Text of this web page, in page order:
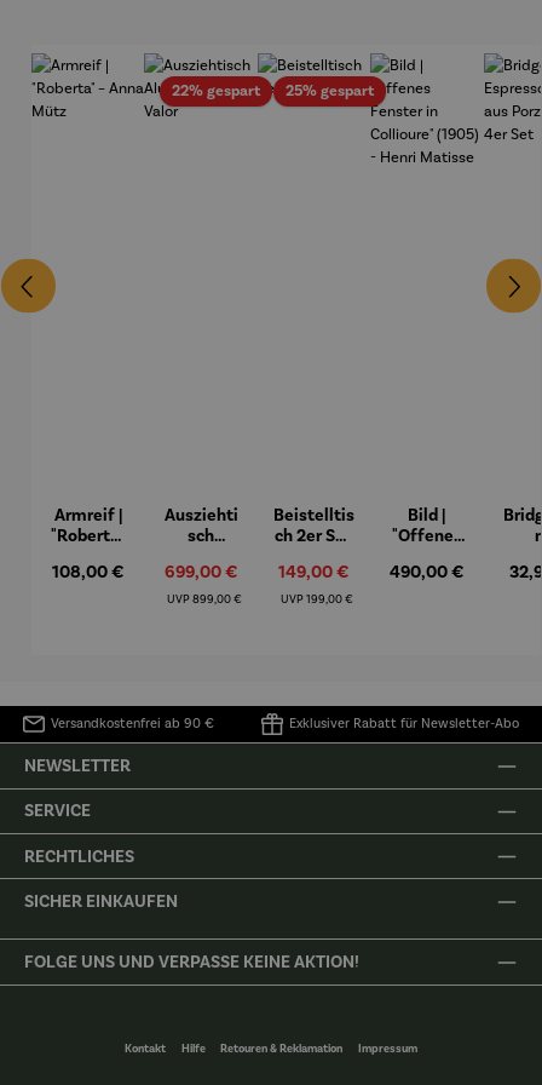
Armreif |
"Roberta"
Mütz
Regulärer Preis:
108,00 €
22% gespartRabatt
Ausziehti
sch
m – Valor
Verkaufspreis:
699,00 €
UVP Regulärer Preis:
899,00 €
25% gespartRabatt
Beistelltis
ch 2er Set
Verkaufspreis:
149,00 €
UVPRegulärer Preis:
199,00 €
Bild |
"Offenes
Collioure"
Regulärer Preis:
490,00 €
Versandkostenfrei ab 90 € Exklusiver Rabatt für Newsletter-Abo
NEWSLETTER
SERVICE
RECHTLICHES
SICHER EINKAUFEN
FOLGE UNS UND VERPASSE KEINE AKTION!
Kontakt Hilfe Retouren & Reklamation Impressum